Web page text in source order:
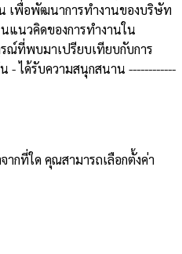
น เพื่อพัฒนาการทำงานของบริษัท
แนวคิดของการทำงานใน
ณ์ที่พบมาเปรียบเทียบกับการ
- ได้รับความสนุกสนาน ------------
ากที่ใด คุณสามารถเลือกตั้งค่า